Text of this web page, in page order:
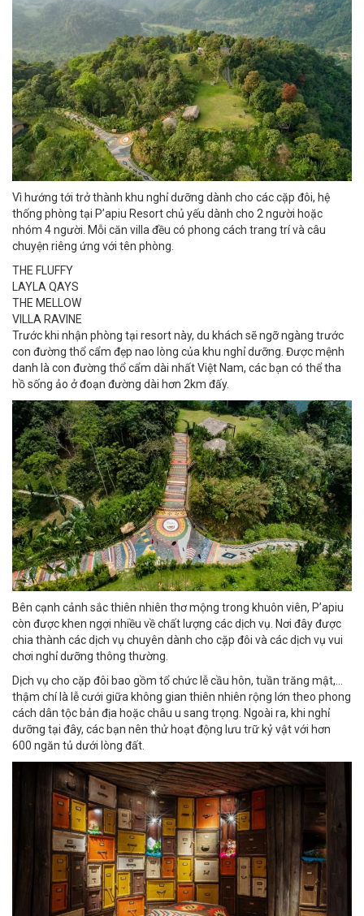
Vì hướng tới trở thành khu nghỉ dưỡng dành cho các cặp đôi, hệ
thống phòng tại P’apiu Resort chủ yếu dành cho 2 người hoặc
nhóm 4 người. Mỗi căn villa đều có phong cách trang trí và câu
chuyện riêng ứng với tên phòng.
THE FLUFFY
LAYLA QAYS
THE MELLOW
VILLA RAVINE
Trước khi nhận phòng tại resort này, du khách sẽ ngỡ ngàng trước
con đường thổ cẩm đẹp nao lòng của khu nghỉ dưỡng. Được mệnh
danh là con đường thổ cẩm dài nhất Việt Nam, các bạn có thể tha
hồ sống ảo ở đoạn đường dài hơn 2km đấy.
Bên cạnh cảnh sắc thiên nhiên thơ mộng trong khuôn viên, P’apiu
còn được khen ngợi nhiều về chất lượng các dịch vụ. Nơi đây được
chia thành các dịch vụ chuyên dành cho cặp đôi và các dịch vụ vui
chơi nghỉ dưỡng thông thường.
Dịch vụ cho cặp đôi bao gồm tổ chức lễ cầu hôn, tuần trăng mật,...
thậm chí là lễ cưới giữa không gian thiên nhiên rộng lớn theo phong
cách dân tộc bản địa hoặc châu u sang trọng. Ngoài ra, khi nghỉ
dưỡng tại đây, các bạn nên thử hoạt động lưu trữ kỷ vật với hơn
600 ngăn tủ dưới lòng đất.